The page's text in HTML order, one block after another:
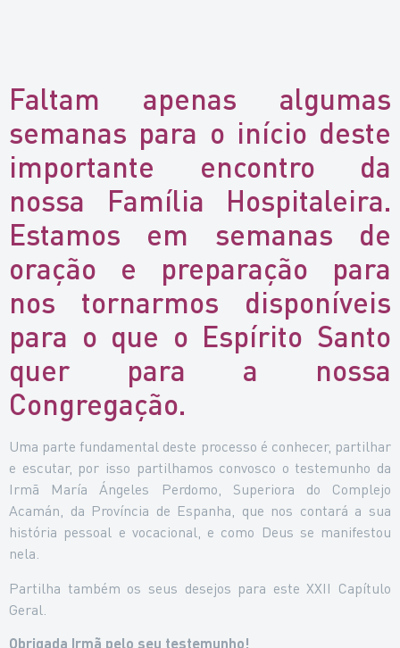
Faltam apenas algumas
semanas para o início deste
importante encontro da
nossa Família Hospitaleira.
Estamos em semanas de
oração e preparação para
nos tornarmos disponíveis
para o que o Espírito Santo
quer para a nossa
Congregação.
Uma parte fundamental deste processo é conhecer, partilhar
e escutar, por isso partilhamos convosco o testemunho da
Irmã María Ángeles Perdomo, Superiora do Complejo
Acamán, da Província de Espanha, que nos contará a sua
história pessoal e vocacional, e como Deus se manifestou
nela.
Partilha também os seus desejos para este XXII Capítulo
Geral.
Obrigada Irmã pelo seu testemunho!